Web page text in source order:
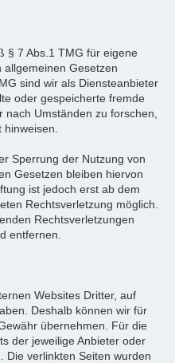
§ 7 Abs.1 TMG für eigene
Gesetzen
sind wir als Diensteanbieter
oder gespeicherte fremde
Umständen zu forschen,
Sperrung der Nutzung von
Gesetzen bleiben hiervon
ist jedoch erst ab dem
Rechtsverletzung möglich.
Rechtsverletzungen
entfernen.
Websites Dritter, auf
Deshalb können wir für
übernehmen. Für die
der jeweilige Anbieter oder
Die verlinkten Seiten wurden